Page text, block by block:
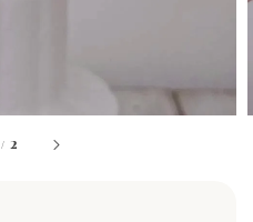
/ 2